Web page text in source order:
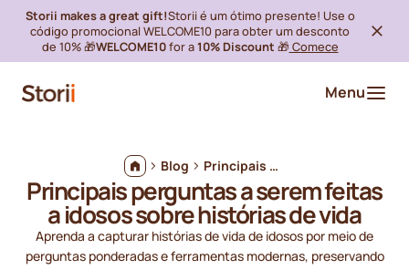
Storii makes a great gift!Storii é um ótimo presente! Use o
código promocional WELCOME10 para obter um desconto
de 10% 🎁WELCOME10for a10% Discount 🎁 Comece
Menu
Blog Principais perguntas a serem feitas a idosos sobre histórias de vida
Principais perguntas a serem feitas
a idosos sobre histórias de vida
Aprenda a capturar histórias de vida de idosos por meio de
perguntas ponderadas e ferramentas modernas, preservando